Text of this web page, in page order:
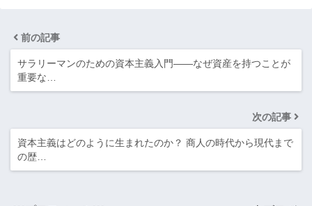
前の記事
サラリーマンのための資本主義入門――なぜ資産を持つことが
重要な…
次の記事
資本主義はどのように生まれたのか？ 商人の時代から現代まで
の歴…